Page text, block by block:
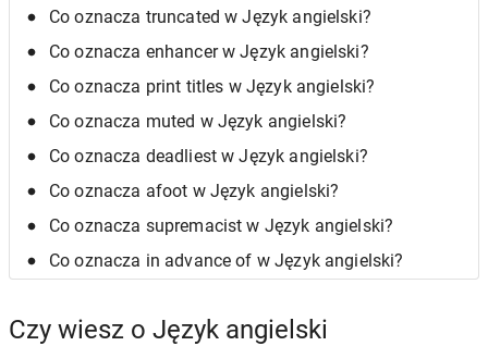
Co oznacza truncated w Język angielski?
Co oznacza enhancer w Język angielski?
Co oznacza print titles w Język angielski?
Co oznacza muted w Język angielski?
Co oznacza deadliest w Język angielski?
Co oznacza afoot w Język angielski?
Co oznacza supremacist w Język angielski?
Co oznacza in advance of w Język angielski?
Czy wiesz o Język angielski